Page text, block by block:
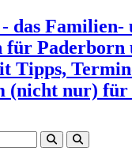
das Familien-
für Paderborn
Tipps,
(nicht nur)